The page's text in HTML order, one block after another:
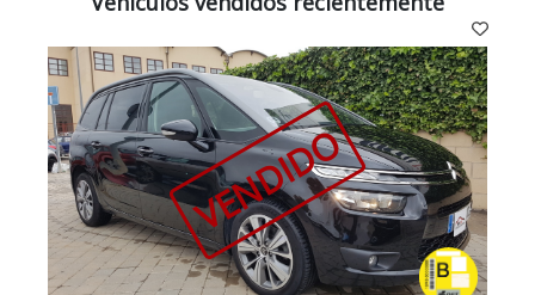
VENDIDO